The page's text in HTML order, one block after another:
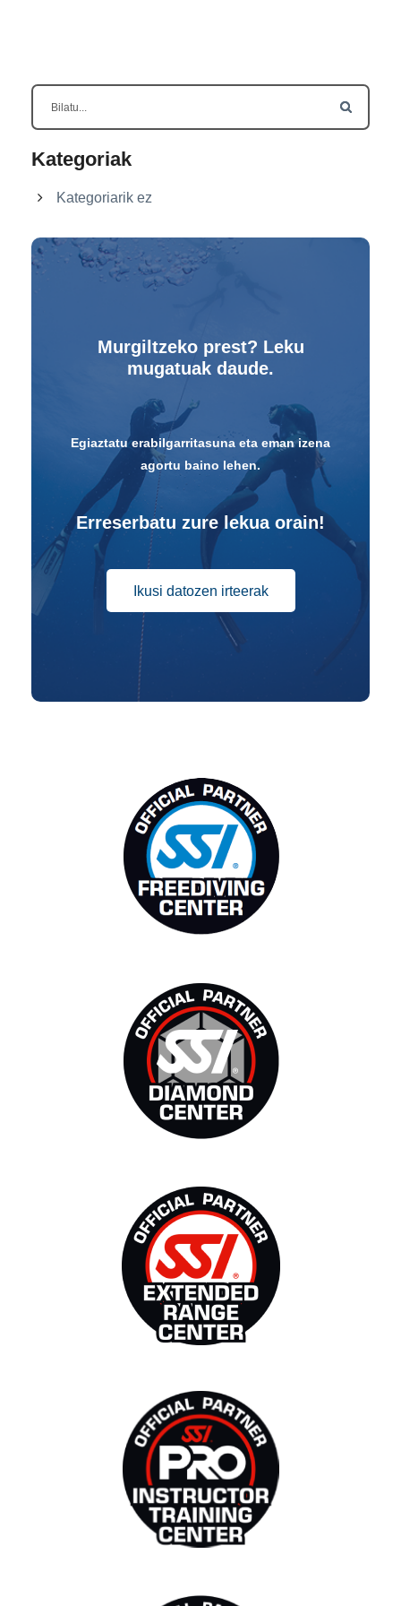
Kategoriak
Kategoriarik ez
Murgiltzeko prest? Leku
mugatuak daude.
Egiaztatu erabilgarritasuna eta eman izena
agortu baino lehen.
Erreserbatu zure lekua orain!
Ikusi datozen irteerak